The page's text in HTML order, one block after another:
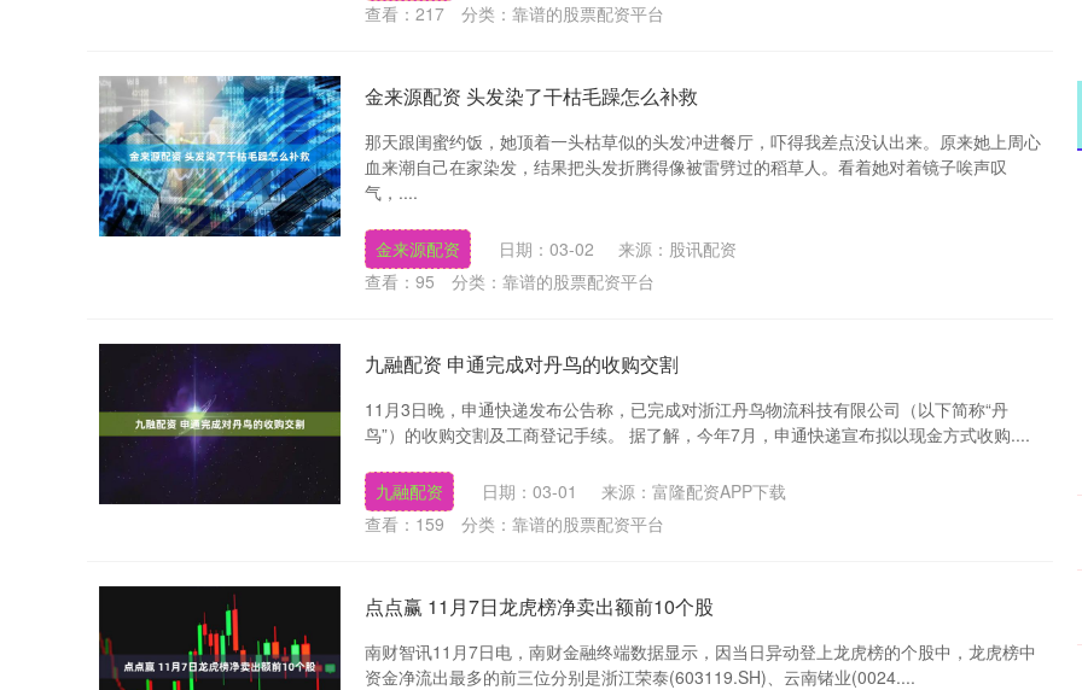
查看： 217 分类： 靠谱的股票配资平台
金来源配资 头发染了干枯毛躁怎么补救
那天跟闺蜜约饭，她顶着一头枯草似的头发冲进餐厅，吓得我差点没认出来。原来她上周心
血来潮自己在家染发，结果把头发折腾得像被雷劈过的稻草人。看着她对着镜子唉声叹
气，....
金来源配资 日期：03-02
来源：股讯配资
查看： 95 分类： 靠谱的股票配资平台
九融配资 申通完成对丹鸟的收购交割
11月3日晚，申通快递发布公告称，已完成对浙江丹鸟物流科技有限公司（以下简称“丹
鸟”）的收购交割及工商登记手续。 据了解，今年7月，申通快递宣布拟以现金方式收购....
九融配资 日期：03-01
来源：富隆配资APP下载
查看： 159 分类： 靠谱的股票配资平台
点点赢 11月7日龙虎榜净卖出额前10个股
南财智讯11月7日电，南财金融终端数据显示，因当日异动登上龙虎榜的个股中，龙虎榜中
资金净流出最多的前三位分别是浙江荣泰(603119.SH)、云南锗业(0024....